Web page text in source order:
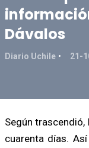
Dávalos
Diario Uchile 21-
Según
cuarenta días.